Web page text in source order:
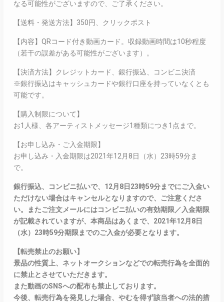
なる可能性がございますので、ご了承ください。
【送料・発送方法】350円、クリックポスト
【内容】QRコード付き動画カード。収録動画時間は10秒程度
（若干の誤差がある可能性がございます）。
【決済方法】クレジットカード、銀行振込、コンビニ決済
※銀行振込はキャッシュカードや銀行口座を持っていなくとも
可能です。
【購入制限について】
お1人様、各アーティストメッセージ1種類につき1点まで。
【お申し込み・ご入金期限】
お申し込み・入金期限は2021年12月8日（水）23時59分ま
で。
銀行振込、コンビニ払いで、12月8日23時59分までにご入金い
ただけない場合はキャンセルとなりますので、ご注意くださ
い。またご注文メールにはコンビニ払いの有効期限／入金期限
が記載されていますが、本商品はあくまで、2021年12月8日
（水）23時59分期限までのご入金が必要となります。
【転売禁止のお願い】
景品の性質上、ネットオークションなどでの転売行為を全面的
に禁止とさせていただきます。
また動画のSNSへの配布も禁止しております。
今後、転売行為を発見した場合、やむを得ず該当者への法的措